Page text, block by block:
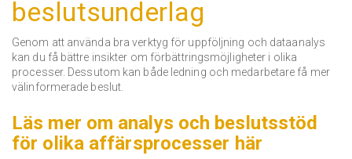
beslutsunderlag
Genom att använda bra verktyg för uppföljning och dataanalys
kan du få bättre insikter om förbättringsmöjligheter i olika
processer. Dessutom kan både ledning och medarbetare få mer
välinformerade beslut.
Läs mer om analys och beslutsstöd
för olika affärsprocesser här